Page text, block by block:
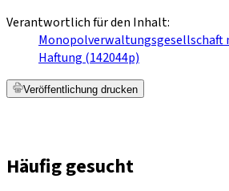
Verantwortlich für den Inhalt:
Monopolverwaltungsgesellschaft
Haftung (142044p)
Veröffentlichung drucken
Häufig gesucht